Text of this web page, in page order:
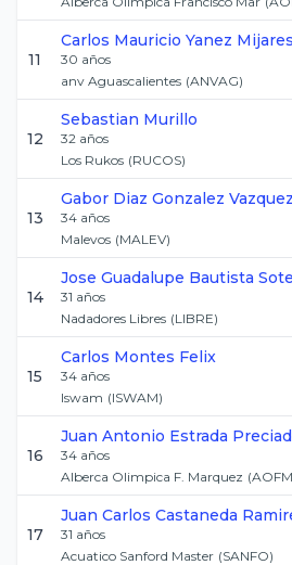
11
Carlos Mauricio Yanez Mijares
30 años
anv Aguascalientes (ANVAG)
12
Sebastian Murillo
32 años
Los Rukos (RUCOS)
13
Gabor Diaz Gonzalez Vazquez
34 años
Malevos (MALEV)
14
Jose Guadalupe Bautista
31 años
Nadadores Libres (LIBRE)
15
Carlos Montes Felix
34 años
Iswam (ISWAM)
16
Juan Antonio Estrada
34 años
Alberca Olimpica F. Marquez (AOFM
17
Juan Carlos Castaneda
31 años
Acuatico Sanford Master (SANFO)